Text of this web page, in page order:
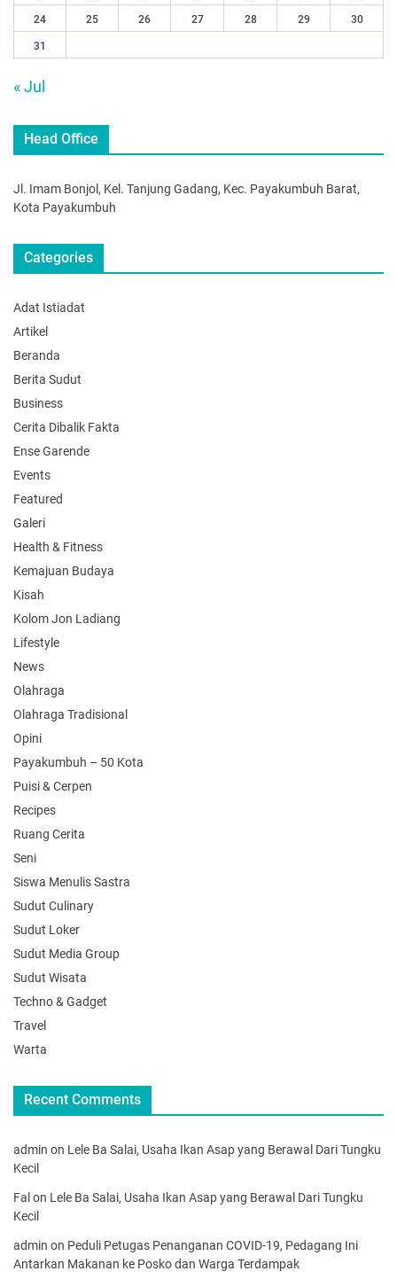
24 25 26 27 28 29 30
31
« Jul
Head Office
Jl. Imam Bonjol, Kel. Tanjung Gadang, Kec. Payakumbuh Barat,
Kota Payakumbuh
Categories
Adat Istiadat
Artikel
Beranda
Berita Sudut
Business
Cerita Dibalik Fakta
Ense Garende
Events
Featured
Galeri
Health & Fitness
Kemajuan Budaya
Kisah
Kolom Jon Ladiang
Lifestyle
News
Olahraga
Olahraga Tradisional
Opini
Payakumbuh – 50 Kota
Puisi & Cerpen
Recipes
Ruang Cerita
Seni
Siswa Menulis Sastra
Sudut Culinary
Sudut Loker
Sudut Media Group
Sudut Wisata
Techno & Gadget
Travel
Warta
Recent Comments
admin on Lele Ba Salai, Usaha Ikan Asap yang Berawal Dari Tungku
Kecil
Fal on Lele Ba Salai, Usaha Ikan Asap yang Berawal Dari Tungku
Kecil
admin on Peduli Petugas Penanganan COVID-19, Pedagang Ini
Antarkan Makanan ke Posko dan Warga Terdampak